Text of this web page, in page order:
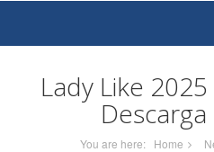
Lady Like 2025
You are here: Home